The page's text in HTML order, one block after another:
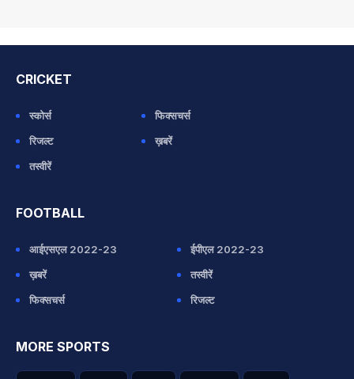
CRICKET
स्कोर्स
फिक्सचर्स
रिजल्ट
ख़बरें
तस्वीरें
FOOTBALL
आईएसएल 2022-23
ईपीएल 2022-23
ख़बरें
तस्वीरें
फिक्सचर्स
रिजल्ट
MORE SPORTS